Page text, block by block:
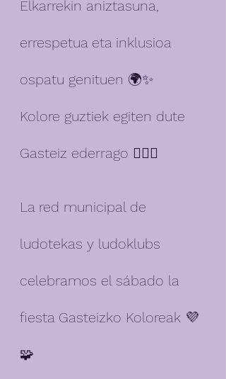
Elkarrekin aniztasuna,
errespetua eta inklusioa
ospatu genituen 🌍✨
Kolore guztiek egiten dute
Gasteiz ederrago 🏳️‍🌈🎨
La red municipal de
ludotekas y ludoklubs
celebramos el sábado la
fiesta Gasteizko Koloreak 💜
🧩